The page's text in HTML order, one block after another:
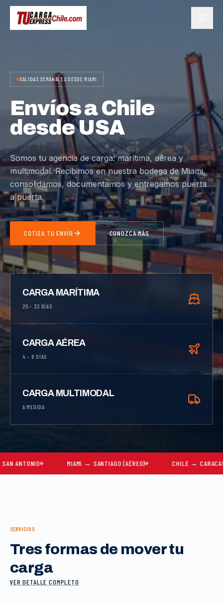
SALIDAS SEMANALES DESDE MIAMI
Envíos a Chile
desde USA
Somos tu agencia de carga: marítima, aérea y
multimodal. Recibimos en nuestra bodega de Miami,
consolidamos, documentamos y entregamos puerta
a puerta.
COTIZA TU ENVÍO CONOZCA MÁS
CARGA MARÍTIMA
25 – 32 DÍAS
CARGA AÉREA
4 – 8 DÍAS
CARGA MULTIMODAL
A MEDIDA
MIAMI → SANTIAGO (AÉREO) CHILE → CARACAS
SERVICIOS
Tres formas de mover tu
carga
VER DETALLE COMPLETO